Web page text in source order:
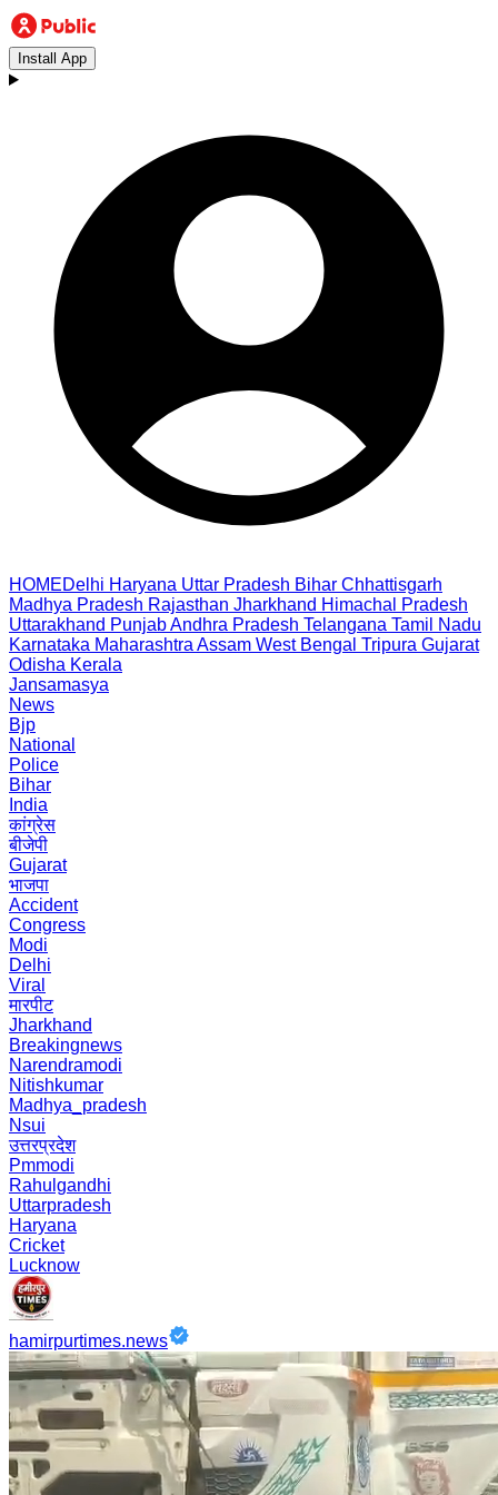
Install App
HOMEDelhi Haryana Uttar Pradesh Bihar Chhattisgarh
Madhya Pradesh Rajasthan Jharkhand Himachal Pradesh
Uttarakhand PunjabAndhra Pradesh Telangana Tamil Nadu
Karnataka Maharashtra Assam West Bengal Tripura Gujarat
Odisha Kerala
Jansamasya
News
Bjp
National
Police
Bihar
India
कांग्रेस
बीजेपी
Gujarat
भाजपा
Accident
Congress
Modi
Delhi
Viral
मारपीट
Jharkhand
Breakingnews
Narendramodi
Nitishkumar
Madhya_pradesh
Nsui
उत्तरप्रदेश
Pmmodi
Rahulgandhi
Uttarpradesh
Haryana
Cricket
Lucknow
hamirpurtimes.news